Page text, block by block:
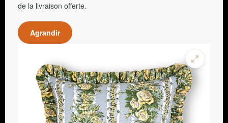
de la livraison offerte.
Agrandir